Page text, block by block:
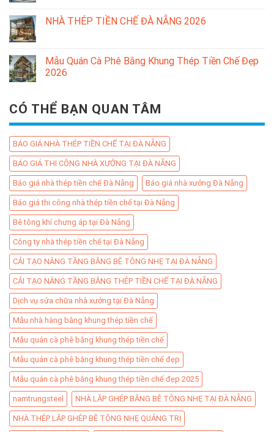
NHÀ THÉP TIỀN CHẾ ĐÀ NẴNG 2026
Mẫu Quán Cà Phê Bằng Khung Thép Tiền Chế Đẹp
2026
CÓ THỂ BẠN QUAN TÂM
BÁO GIÁ NHÀ THÉP TIỀN CHẾ TẠI ĐÀ NẴNG
BÁO GIÁ THI CÔNG NHÀ XƯỞNG TẠI ĐÀ NẴNG
Báo giá nhà thép tiền chế Đà Nẵng Báo giá nhà xưởng Đà Nẵng
Báo giá thi công nhà thép tiền chế tại Đà Nẵng
Bê tông khí chưng áp tại Đà Nẵng
Công ty nhà thép tiền chế tại Đà Nẵng
CẢI TẠO NÂNG TẦNG BẰNG BÊ TÔNG NHẸ TẠI ĐÀ NẴNG
CẢI TẠO NÂNG TẦNG BẰNG THÉP TIỀN CHẾ TẠI ĐÀ NẴNG
Dịch vụ sửa chữa nhà xưởng tại Đà Nẵng
Mẫu nhà hàng bằng khung thép tiền chế
Mẫu quán cà phê bằng khung thép tiền chế
Mẫu quán cà phê bằng khung thép tiền chế đẹp
Mẫu quán cà phê bằng khung thép tiền chế đẹp 2025
namtrungsteel NHÀ LẮP GHÉP BẰNG BÊ TÔNG NHẸ TẠI ĐÀ NẴNG
NHÀ THÉP LẮP GHÉP BÊ TÔNG NHẸ QUẢNG TRỊ